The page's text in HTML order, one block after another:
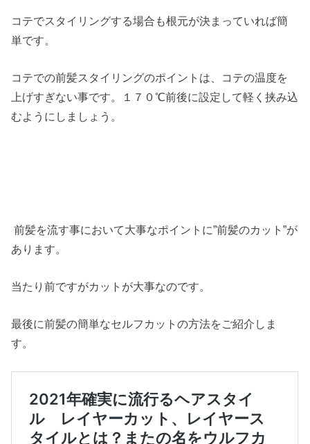
コテでスタイリングする場合も根元が決まっていれば簡
単です。
コテでの前髪スタイリングのポイントは、コテの温度を
上げすぎない事です。１７０℃前後に設定して軽く挟み込
むようにしましょう。
前髪を流す事において大事なポイントに”前髪のカット”が
あります。
当たり前ですがカットが大事なのです。
最後に前髪の簡単なセルフカットの方法をご紹介しま
す。